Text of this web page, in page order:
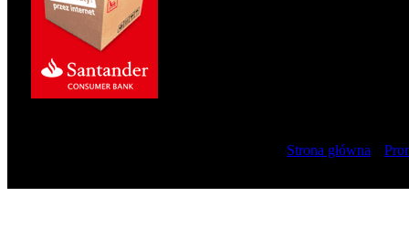
Strona główna